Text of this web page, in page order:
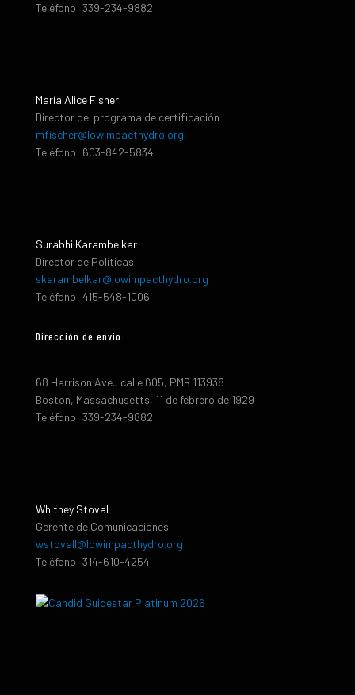
Teléfono: 339-234-9882
María Alice Fisher
Director del programa de certificación
mfischer@lowimpacthydro.org
Teléfono: 603-842-5834
Surabhi Karambelkar
Director de Políticas
skarambelkar@lowimpacthydro.org
Teléfono: 415-548-1006
Dirección de envio:
68 Harrison Ave., calle 605, PMB 113938
Boston, Massachusetts, 11 de febrero de 1929
Teléfono: 339-234-9882
Whitney Stoval
Gerente de Comunicaciones
wstovall@lowimpacthydro.org
Teléfono: 314-610-4254